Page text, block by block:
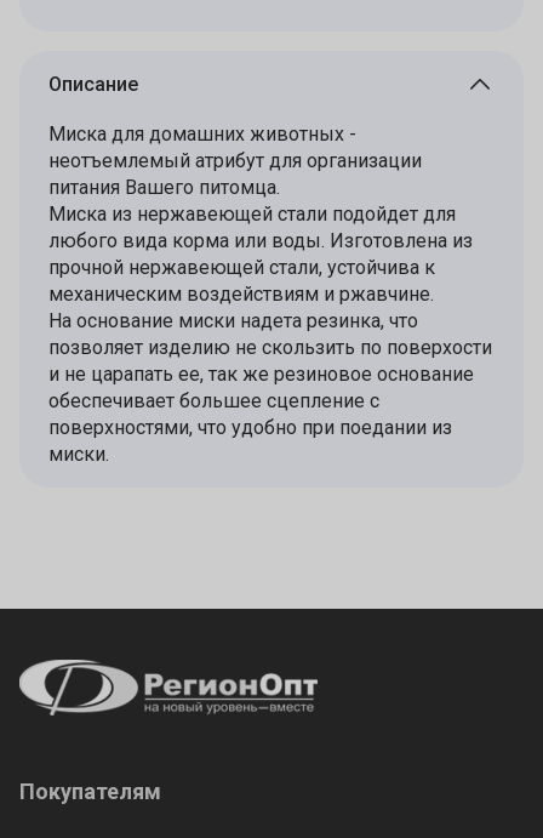
Описание
Миска для домашних животных -
неотъемлемый атрибут для организации
питания Вашего питомца.
Миска из нержавеющей стали подойдет для
любого вида корма или воды. Изготовлена из
прочной нержавеющей стали, устойчива к
механическим воздействиям и ржавчине.
На основание миски надета резинка, что
позволяет изделию не скользить по поверхости
и не царапать ее, так же резиновое основание
обеспечивает большее сцепление с
поверхностями, что удобно при поедании из
миски.
Покупателям